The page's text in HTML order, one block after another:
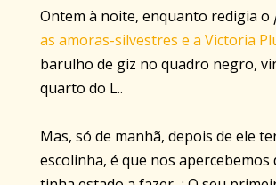
Ontem à noite, enquanto redigia o
as amoras-silvestres e a Victoria
barulho de giz no quadro negro,
quarto do L..
Mas, só de manhã, depois de ele
escolinha, é que nos apercebemos